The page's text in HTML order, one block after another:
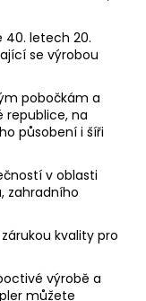
40. letech 20.
se výrobou
pobočkám a
republice, na
působení i šíři
v oblasti
zahradního
zárukou kvality pro
výrobě a
můžete